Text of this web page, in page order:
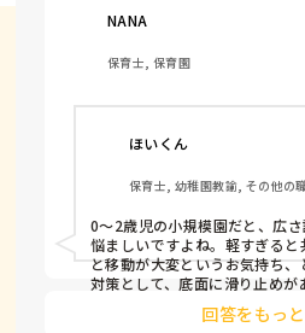
テーションがウレタンのよう
っと体が当たると倒れたり、
子にとっては共倒れになった
て固定してしまうと活動によ
しっかりした重いものを置い
怖い思いをしました。
皆さんの園ではどんなもので
NANA
保育士, 保育園
ほいくん
保育士, 幼稚園教諭, その他の
0〜2歳児の小規模園だと、広
悩ましいですよね。軽すぎる
と移動が大変というお気持ち
対策として、底面に滑り止めが
ト」なら、つかまり立ちでも
すめです。また、ストッパー付
回答をもっ